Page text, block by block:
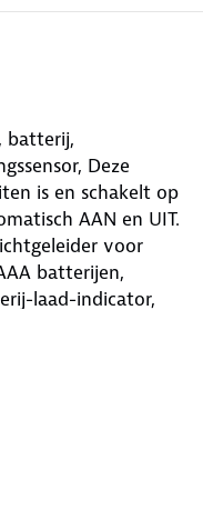
batterij,
Deze
is en schakelt op
AAN en UIT.
voor
batterijen,
laad-indicator,
boutafstand,